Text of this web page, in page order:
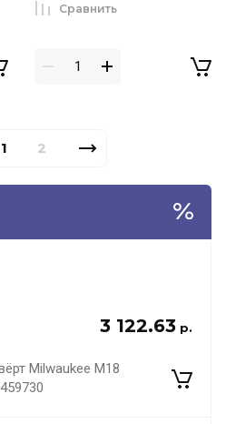
3 122.63 р.
Milwaukee M18
Сравнить
1 2